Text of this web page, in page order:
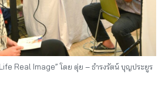
Real Image” โดย ตุ่ย – ธำรงรัตน์ บุญประยูร